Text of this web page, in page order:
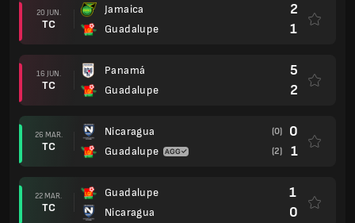
20 JUN.
TC
Jamaica
Guadalupe
2
1
16 JUN.
TC
Panamá
Guadalupe
5
2
26 MAR.
TC
Nicaragua
Guadalupe
(0) 0
(2) 1
22 MAR.
TC
Guadalupe
Nicaragua
1
0